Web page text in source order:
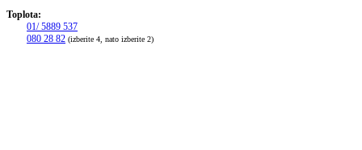
Toplota:
01/ 5889 537
080 28 82 (izberite 4, nato izberite 2)